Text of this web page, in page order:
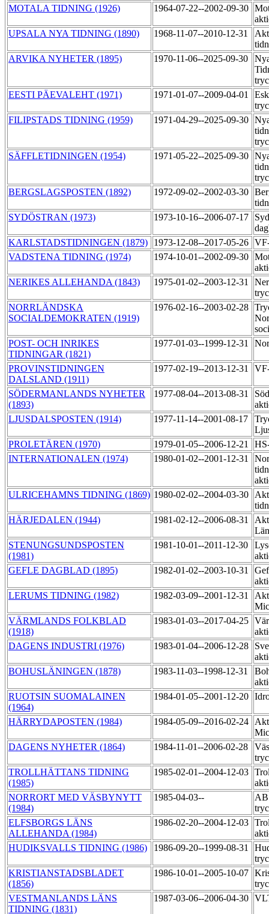
MOTALA TIDNING (1926)
1964-07-22--2002-09-30
UPSALA NYA TIDNING (1890)
1968-11-07--2010-12-31
ARVIKA NYHETER (1895)
1970-11-06--2025-09-30
EESTI PÄEVALEHT (1971)
1971-01-07--2009-04-01
FILIPSTADS TIDNING (1959)
1971-04-29--2025-09-30
SÄFFLETIDNINGEN (1954)
1971-05-22--2025-09-30
BERGSLAGSPOSTEN (1892)
1972-09-02--2002-03-30
SYDÖSTRAN (1973)
1973-10-16--2006-07-17
KARLSTADSTIDNINGEN (1879)
1973-12-08--2017-05-26
VADSTENA TIDNING (1974)
1974-10-01--2002-09-30
NERIKES ALLEHANDA (1843)
1975-01-02--2003-12-31
NORRLÄNDSKA
SOCIALDEMOKRATEN (1919)
1976-02-16--2003-02-28
POST- OCH INRIKES
TIDNINGAR (1821)
1977-01-03--1999-12-31
PROVINSTIDNINGEN
DALSLAND (1911)
1977-02-19--2013-12-31
SÖDERMANLANDS NYHETER
(1893)
1977-08-04--2013-08-31
LJUSDALSPOSTEN (1914)
1977-11-14--2001-08-17
PROLETÄREN (1970)
1979-01-05--2006-12-21
INTERNATIONALEN (1974)
1980-01-02--2001-12-31
ULRICEHAMNS TIDNING (1869) 1980-02-02--2004-03-30
HÄRJEDALEN (1944)
1981-02-12--2006-08-31
STENUNGSUNDSPOSTEN
(1981)
1981-10-01--2011-12-30
GEFLE DAGBLAD (1895)
1982-01-02--2003-10-31
LERUMS TIDNING (1982)
1982-03-09--2001-12-31
VÄRMLANDS FOLKBLAD
(1918)
1983-01-03--2017-04-25
DAGENS INDUSTRI (1976)
1983-01-04--2006-12-28
BOHUSLÄNINGEN (1878)
1983-11-03--1998-12-31
RUOTSIN SUOMALAINEN
(1964)
1984-01-05--2001-12-20
HÄRRYDAPOSTEN (1984) 1984-05-09--2016-02-24
DAGENS NYHETER (1864)
1984-11-01--2006-02-28
TROLLHÄTTANS TIDNING
(1985)
1985-02-01--2004-12-03
NORRORT MED VÄSBYNYTT
(1984)
1985-04-03--
AB
ELFSBORGS LÄNS
ALLEHANDA (1984)
1986-02-20--2004-12-03
HUDIKSVALLS TIDNING (1986)
1986-09-20--1999-08-31
KRISTIANSTADSBLADET
(1856)
1986-10-01--2005-10-07
VESTMANLANDS LÄNS
TIDNING (1831)
1987-03-06--2006-04-30